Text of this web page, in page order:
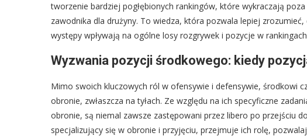
tworzenie bardziej pogłębionych rankingów, które wykraczają
zawodnika dla drużyny. To wiedza, która pozwala lepiej
występy wpływają na ogólne losy rozgrywek i pozycje w
Wyzwania pozycji środkowego: kiedy
Mimo swoich kluczowych ról w ofensywie i defensywie, środkowi
obronie, zwłaszcza na tyłach. Ze względu na ich specyficzne
obronie, są niemal zawsze zastępowani przez libero po przejściu
specjalizujący się w obronie i przyjęciu, przejmuje ich rolę,